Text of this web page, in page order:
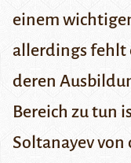
einem
allerdings fehlt
deren
Bereich zu tun
Soltanayev